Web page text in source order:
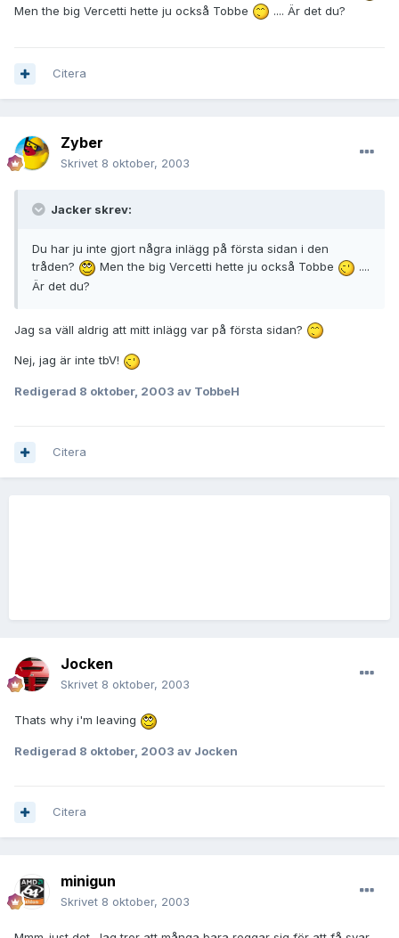
Men the big Vercetti hette ju också Tobbe
.... Är det du?
Citera
Zyber
Skrivet 8 oktober, 2003
Jacker skrev:
Du har ju inte gjort några inlägg på första sidan i den
tråden?
Men the big Vercetti hette ju också Tobbe
....
Är det du?
Jag sa väll aldrig att mitt inlägg var på första sidan?
Nej, jag är inte tbV!
Redigerad 8 oktober, 2003 av TobbeH
Citera
Jocken
Skrivet 8 oktober, 2003
Thats why i'm leaving
Redigerad 8 oktober, 2003 av Jocken
Citera
minigun
Skrivet 8 oktober, 2003